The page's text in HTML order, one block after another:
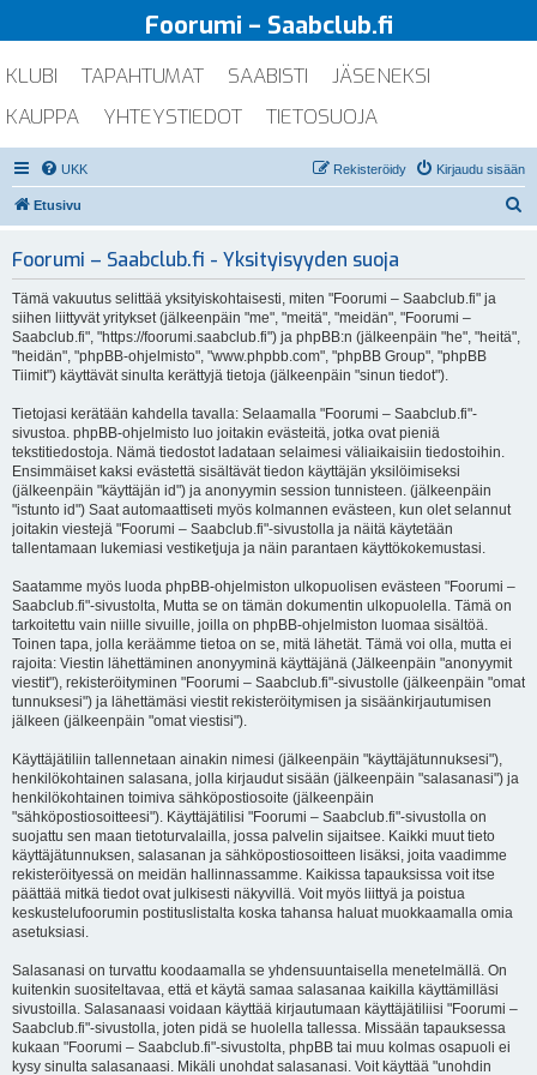
Foorumi – Saabclub.fi
KLUBI TAPAHTUMAT SAABISTI
JÄSENEKSI
KAUPPA
YHTEYSTIEDOT TIETOSUOJA
UKK Kirjaudu sisään
Rekisteröidy
Etusivu
Foorumi – Saabclub.fi - Yksityisyyden suoja
Tämä vakuutus selittää yksityiskohtaisesti, miten "Foorumi – Saabclub.fi" ja
siihen liittyvät yritykset (jälkeenpäin "me", "meitä", "meidän", "Foorumi –
Saabclub.fi", "https://foorumi.saabclub.fi") ja phpBB:n (jälkeenpäin "he", "heitä",
"heidän", "phpBB-ohjelmisto", "www.phpbb.com", "phpBB Group", "phpBB
Tiimit") käyttävät sinulta kerättyjä tietoja (jälkeenpäin "sinun tiedot").
Tietojasi kerätään kahdella tavalla: Selaamalla "Foorumi – Saabclub.fi"-
sivustoa. phpBB-ohjelmisto luo joitakin evästeitä, jotka ovat pieniä
tekstitiedostoja. Nämä tiedostot ladataan selaimesi väliaikaisiin tiedostoihin.
Ensimmäiset kaksi evästettä sisältävät tiedon käyttäjän yksilöimiseksi
(jälkeenpäin "käyttäjän id") ja anonyymin session tunnisteen. (jälkeenpäin
"istunto id") Saat automaattiseti myös kolmannen evästeen, kun olet selannut
joitakin viestejä "Foorumi – Saabclub.fi"-sivustolla ja näitä käytetään
tallentamaan lukemiasi vestiketjuja ja näin parantaen käyttökokemustasi.
Saatamme myös luoda phpBB-ohjelmiston ulkopuolisen evästeen "Foorumi –
Saabclub.fi"-sivustolta, Mutta se on tämän dokumentin ulkopuolella. Tämä on
tarkoitettu vain niille sivuille, joilla on phpBB-ohjelmiston luomaa sisältöä.
Toinen tapa, jolla keräämme tietoa on se, mitä lähetät. Tämä voi olla, mutta ei
rajoita: Viestin lähettäminen anonyyminä käyttäjänä (Jälkeenpäin "anonyymit
viestit"), rekisteröityminen "Foorumi – Saabclub.fi"-sivustolle (jälkeenpäin "omat
tunnuksesi") ja lähettämäsi viestit rekisteröitymisen ja sisäänkirjautumisen
jälkeen (jälkeenpäin "omat viestisi").
Käyttäjätiliin tallennetaan ainakin nimesi (jälkeenpäin "käyttäjätunnuksesi"),
henkilökohtainen salasana, jolla kirjaudut sisään (jälkeenpäin "salasanasi") ja
henkilökohtainen toimiva sähköpostiosoite (jälkeenpäin
"sähköpostiosoitteesi"). Käyttäjätilisi "Foorumi – Saabclub.fi"-sivustolla on
suojattu sen maan tietoturvalailla, jossa palvelin sijaitsee. Kaikki muut tieto
käyttäjätunnuksen, salasanan ja sähköpostiosoitteen lisäksi, joita vaadimme
rekisteröityessä on meidän hallinnassamme. Kaikissa tapauksissa voit itse
päättää mitkä tiedot ovat julkisesti näkyvillä. Voit myös liittyä ja poistua
keskustelufoorumin postituslistalta koska tahansa haluat muokkaamalla omia
asetuksiasi.
Salasanasi on turvattu koodaamalla se yhdensuuntaisella menetelmällä. On
kuitenkin suositeltavaa, että et käytä samaa salasanaa kaikilla käyttämilläsi
sivustoilla. Salasanaasi voidaan käyttää kirjautumaan käyttäjätiliisi "Foorumi –
Saabclub.fi"-sivustolla, joten pidä se huolella tallessa. Missään tapauksessa
kukaan "Foorumi – Saabclub.fi"-sivustolta, phpBB tai muu kolmas osapuoli ei
kysy sinulta salasanaasi. Mikäli unohdat salasanasi. Voit käyttää "unohdin